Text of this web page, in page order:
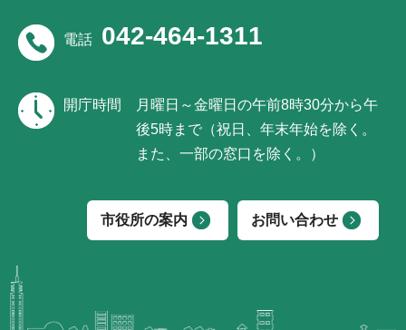
電話 042-464-1311
開庁時間
月曜日～金曜日の午前8時30分から午
後5時まで（祝日、年末年始を除く。
また、一部の窓口を除く。）
市役所の案内 お問い合わせ